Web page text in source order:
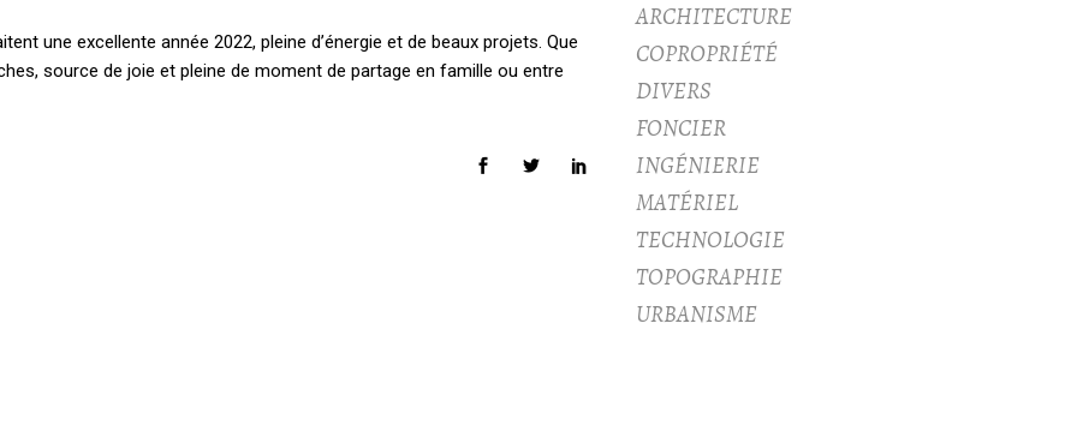
une excellente année 2022, pleine d’énergie et de beaux projets. Que
source de joie et pleine de moment de partage en famille ou entre
ARCHITECTURE
COPROPRIÉTÉ
DIVERS
FONCIER
INGÉNIERIE
MATÉRIEL
TECHNOLOGIE
TOPOGRAPHIE
URBANISME